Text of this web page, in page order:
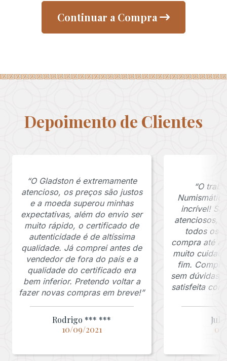
Continuar a Compra
Depoimento de Clientes
“O Gladston é extremamente
atencioso, os preços são justos
e a moeda superou minhas
expectativas, além do envio ser
muito rápido, o certificado de
autenticidade é de altíssima
qualidade. Já comprei antes de
vendedor de fora do país e a
qualidade do certificado era
bem inferior. Pretendo voltar a
fazer novas compras em breve!”
Rodrigo *** ***
10/09/2021
“O
incrível!
atenciosos,
todos os
compra até a
muito
fim.
sem dúvidas,
satisfeita com
03/